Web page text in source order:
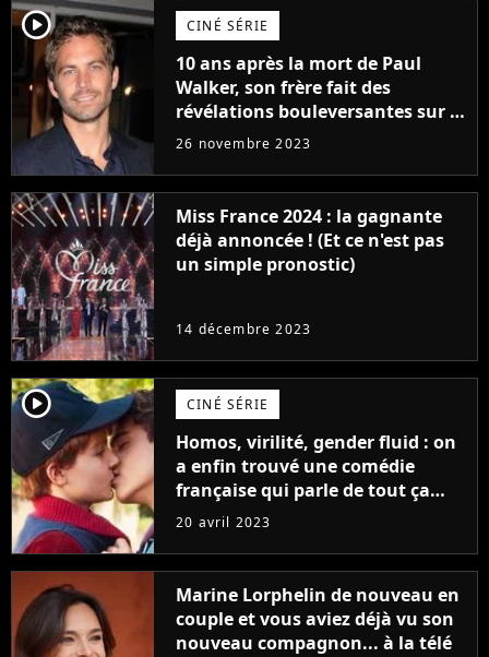
player2 CINÉ SÉRIE
10 ans après la mort de Paul
Walker, son frère fait des
révélations bouleversantes sur la
réaction des acteurs de Fast and
26 novembre 2023
Miss France 2024 : la gagnante
déjà annoncée ! (Et ce n'est pas
un simple pronostic)
14 décembre 2023
player2 CINÉ SÉRIE
Homos, virilité, gender fluid : on
a enfin trouvé une comédie
française qui parle de tout ça
sans être super ringarde
20 avril 2023
Marine Lorphelin de nouveau en
couple et vous aviez déjà vu son
nouveau compagnon... à la télé